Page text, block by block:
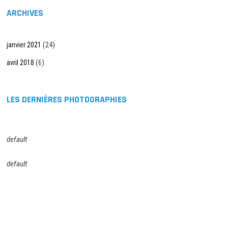
ARCHIVES
janvier 2021 (24)
avril 2018 (6)
LES DERNIÈRES PHOTOGRAPHIES
default
default